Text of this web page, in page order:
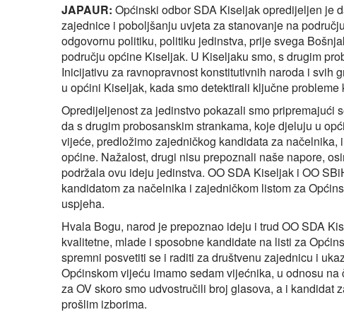
JAPAUR: Općinski odbor SDA Kiseljak opredijeljen je
zajednice i poboljšanju uvjeta za stanovanje na
odgovornu politiku, politiku jedinstva, prije svega
području općine Kiseljak. U Kiseljaku smo, s drugim
Inicijativu za ravnopravnost konstitutivnih naroda i svih
u općini Kiseljak, kada smo detektirali ključne probleme
Opredijeljenost za jedinstvo pokazali smo pripremajući
da s drugim probosanskim strankama, koje djeluju u
vijeće, predložimo zajedničkog kandidata za
općine. Nažalost, drugi nisu prepoznali naše napore,
podržala ovu ideju jedinstva. OO SDA Kiseljak i OO
kandidatom za načelnika i zajedničkom listom za
uspjeha.
Hvala Bogu, narod je prepoznao ideju i trud OO SDA
kvalitetne, mlade i sposobne kandidate na listi za
spremni posvetiti se i raditi za društvenu zajednicu i
Općinskom vijeću imamo sedam vijećnika, u odnosu
za OV skoro smo udvostručili broj glasova, a i
prošlim izborima.